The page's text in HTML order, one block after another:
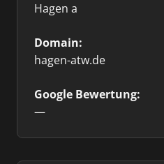
Hagen a
Domain:
hagen-atw.de
Google Bewertung:
—